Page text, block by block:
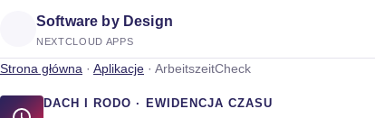
Software by Design
NEXTCLOUD APPS
Strona główna · Aplikacje · ArbeitszeitCheck
DACH I RODO · EWIDENCJA CZASU